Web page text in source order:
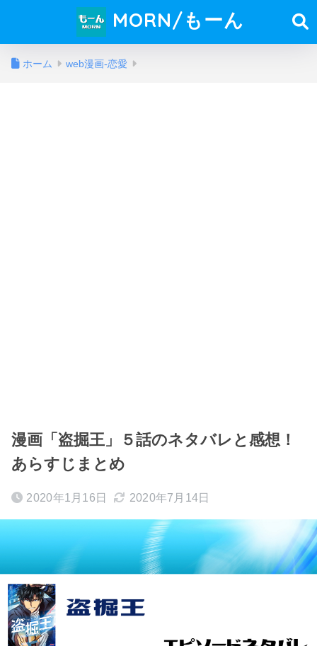
MORN/もーん
ホーム web漫画-恋愛
漫画「盗掘王」５話のネタバレと感想！
あらすじまとめ
2020年1月16日 2020年7月14日